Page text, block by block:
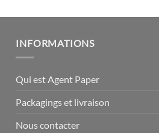
INFORMATIONS
Qui est Agent Paper
Packagings et livraison
Nous contacter